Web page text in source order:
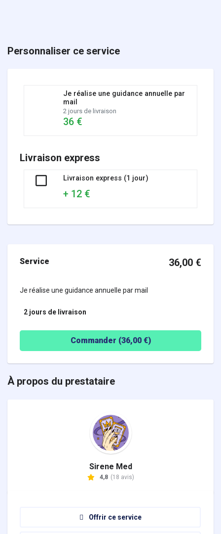
Personnaliser ce service
Je réalise une guidance annuelle par
mail
2 jours de livraison
36 €
Livraison express
Livraison express (1 jour)
+ 12 €
Service 36,00 €
Je réalise une guidance annuelle par mail
2 jours de livraison
Commander (36,00€)
À propos du prestataire
Sirene Med
4,8 (18 avis)
Offrir ce service